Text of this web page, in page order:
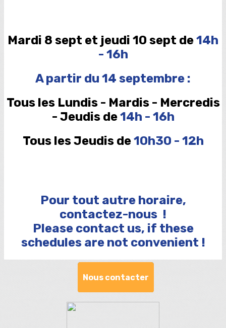
Mardi 8 sept et jeudi 10 sept de14h
- 16h
A partir du 14 septembre :
Tous les Lundis - Mardis - Mercredis
- Jeudis de14h - 16h
Tous les Jeudis de10h30 - 12h
Pour tout autre horaire,
contactez-nous !
Please contact us, if these
schedules are not convenient !
Nous contacter